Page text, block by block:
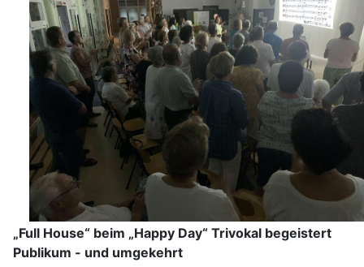
„Full House“ beim „Happy Day“ Trivokal begeistert
Publikum - und umgekehrt